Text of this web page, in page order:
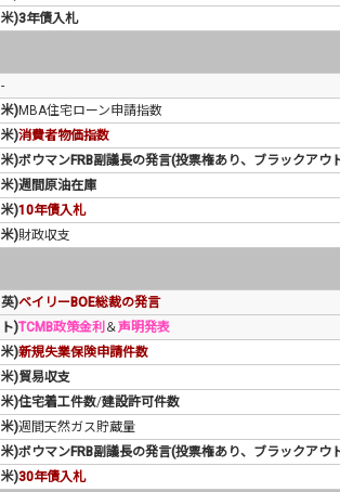
米)3年債入札
-
米)MBA住宅ローン申請指数
米)消費者物価指数
米)ボウマンFRB副議長の発言(投票権あり、ブラックアウ
米)週間原油在庫
米)10年債入札
米)財政収支
英)ベイリーBOE総裁の発言
ト)TCMB政策金利 ＆声明発表
米)新規失業保険申請件数
米)貿易収支
米)住宅着工件数/建設許可件数
米)週間天然ガス貯蔵量
米)ボウマンFRB副議長の発言(投票権あり、ブラックアウ
米)30年債入札